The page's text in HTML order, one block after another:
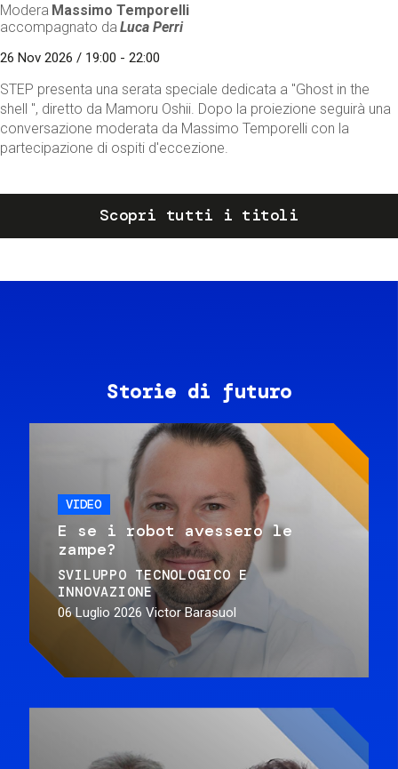
Modera Massimo Temporelli
accompagnato da Luca Perri
26 Nov 2026 / 19:00 - 22:00
STEP presenta una serata speciale dedicata a "Ghost in the
shell ", diretto da Mamoru Oshii. Dopo la proiezione seguirà una
conversazione moderata da Massimo Temporelli con la
partecipazione di ospiti d'eccezione.
Scopri tutti i titoli
Storie di futuro
VIDEO
E se i robot avessero le
zampe?
SVILUPPO TECNOLOGICO E
INNOVAZIONE
06 Luglio 2026 Victor Barasuol